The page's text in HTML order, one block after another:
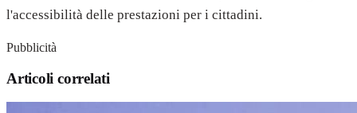
l'accessibilità delle prestazioni per i cittadini.
Pubblicità
Articoli correlati